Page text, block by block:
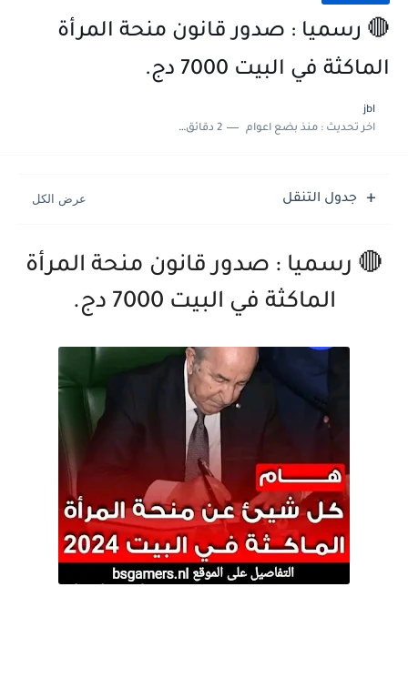
🔴 رسميا : صدور قانون منحة المرأة
الماكثة في البيت 7000 دج.
jbl
اخر تحديث :منذ بضع اعوام 2 دقائق للقراءة
جدول التنقل
🔴 رسميا : صدور قانون منحة المرأة
الماكثة في البيت 7000 دج.